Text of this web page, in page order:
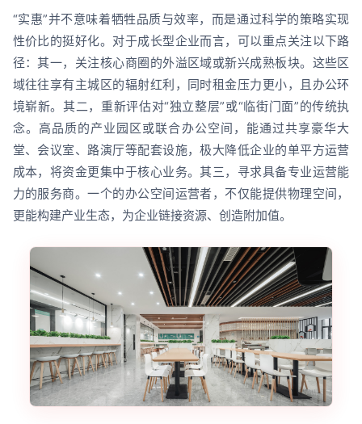
“实惠”并不意味着牺牲品质与效率，而是通过科学的策略实现
性价比的挺好化。对于成长型企业而言，可以重点关注以下路
径：其一，关注核心商圈的外溢区域或新兴成熟板块。这些区
域往往享有主城区的辐射红利，同时租金压力更小，且办公环
境崭新。其二，重新评估对“独立整层”或“临街门面”的传统执
念。高品质的产业园区或联合办公空间，能通过共享豪华大
堂、会议室、路演厅等配套设施，极大降低企业的单平方运营
成本，将资金更集中于核心业务。其三，寻求具备专业运营能
力的服务商。一个的办公空间运营者，不仅能提供物理空间，
更能构建产业生态，为企业链接资源、创造附加值。